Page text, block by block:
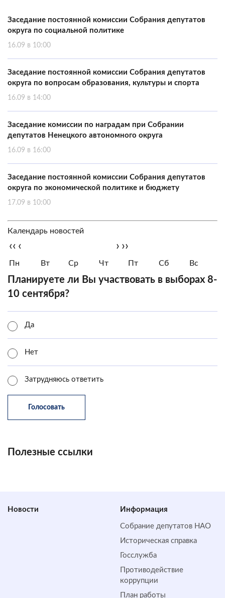
Заседание постоянной комиссии Собрания депутатов
округа по социальной политике
16.09 в 10:00
Заседание постоянной комиссии Собрания депутатов
округа по вопросам образования, культуры и спорта
16.09 в 14:00
Заседание комиссии по наградам при Собрании
депутатов Ненецкого автономного округа
16.09 в 16:00
Заседание постоянной комиссии Собрания депутатов
округа по экономической политике и бюджету
17.09 в 10:00
Календарь новостей
‹‹ ‹ › ››
Пн Вт Ср Чт Пт Сб Вс
Планируете ли Вы участвовать в выборах 8-
10 сентября?
Да
Нет
Затрудняюсь ответить
Полезные ссылки
Новости Информация
Собрание депутатов НАО
Историческая справка
Госслужба
Противодействие
коррупции
План работы